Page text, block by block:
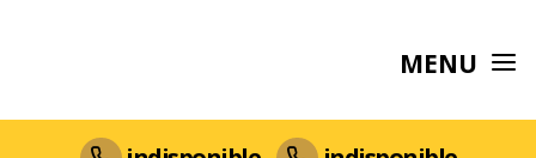
MENU